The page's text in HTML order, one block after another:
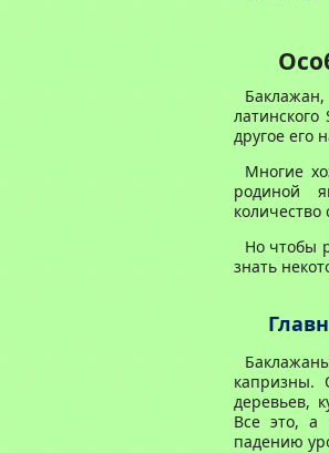
другое его
Многие
родиной
Но чтобы
знать
капризны.
деревьев,
Все это, а
падению